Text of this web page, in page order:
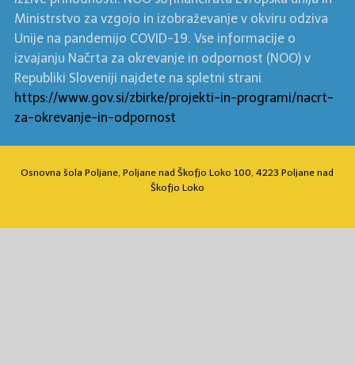
Ministrstvo za vzgojo in izobraževanje v okviru odziva
Unije na pandemijo COVID-19. Vse informacije o
izvajanju Načrta za okrevanje in odpornost (NOO) v
Republiki Sloveniji najdete na spletni strani
https://www.gov.si/zbirke/projekti-in-programi/nacrt-
za-okrevanje-in-odpornost
Osnovna šola Poljane, Poljane nad Škofjo Loko 100, 4223 Poljane nad
Škofjo Loko